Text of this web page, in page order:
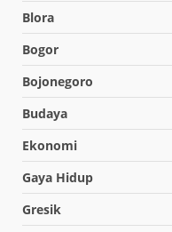
Blora
Bogor
Bojonegoro
Budaya
Ekonomi
Gaya Hidup
Gresik